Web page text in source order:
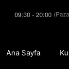
09:30 - 20:00
Ana Sayfa